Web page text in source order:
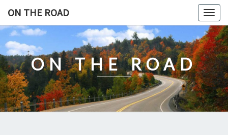
content
ON THE ROAD
ON THE ROAD